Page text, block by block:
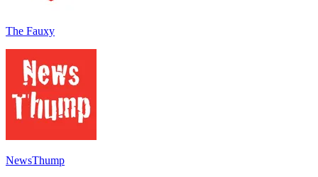
The Fauxy
NewsThump